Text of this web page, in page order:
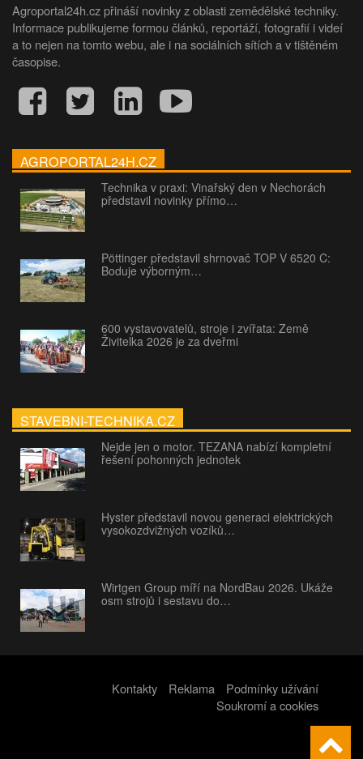
Agroportal24h.cz přináší novinky z oblasti zemědělské techniky.
Informace publikujeme formou článků, reportáží, fotografií i videí
a to nejen na tomto webu, ale i na sociálních sítích a v tištěném
časopise.
AGROPORTAL24H.CZ
Technika v praxi: Vinařský den v Nechorách
představil novinky přímo…
Pöttinger představil shrnovač TOP V 6520 C:
Boduje výborným…
600 vystavovatelů, stroje i zvířata: Země
Živitelka 2026 je za dveřmi
STAVEBNI-TECHNIKA.CZ
Nejde jen o motor. TEZANA nabízí kompletní
řešení pohonných jednotek
Hyster představil novou generaci elektrických
vysokozdvižných vozíků…
Wirtgen Group míří na NordBau 2026. Ukáže
osm strojů i sestavu do…
Kontakty Reklama
Podmínky užívání
Soukromí a cookies